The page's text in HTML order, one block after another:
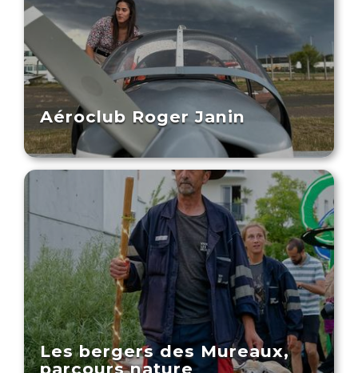
Aéroclub Roger Janin
Les bergers des Mureaux,
parcours nature